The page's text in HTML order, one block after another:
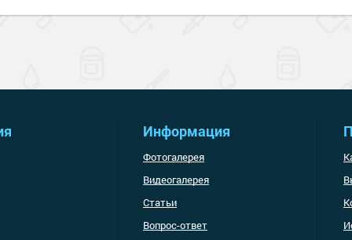
Информация
Фотогалерея
Видеогалерея
Статьи
Вопрос-ответ